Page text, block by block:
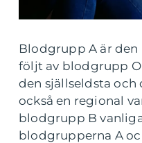
Blodgrupp A är den
följt av blodgrupp
den själlseldsta och
också en regional
blodgrupp B
blodgrupperna A